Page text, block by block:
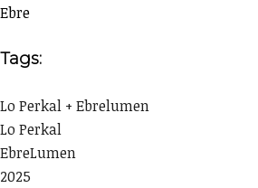
Ebre
Tags:
Lo Perkal + Ebrelumen
Lo Perkal
EbreLumen
2025